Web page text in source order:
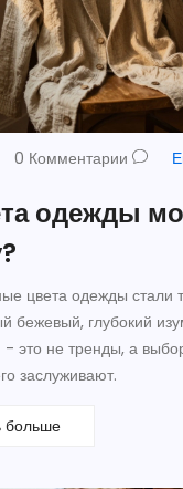
0 Комментарии
одежды
цвета одежды стали
бежевый, глубокий
это не тренды, а
заслуживают.
больше